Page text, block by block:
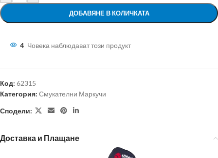
ДОБАВЯНЕ В КОЛИЧКАТА
4 Човека наблюдават този продукт
Код: 62315
Категория: Смукателни Маркучи
Сподели:
Доставка и Плащане